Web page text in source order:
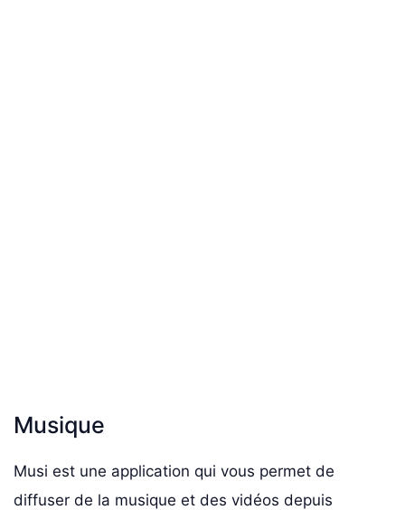
Musique
Musi est une application qui vous permet de
diffuser de la musique et des vidéos depuis